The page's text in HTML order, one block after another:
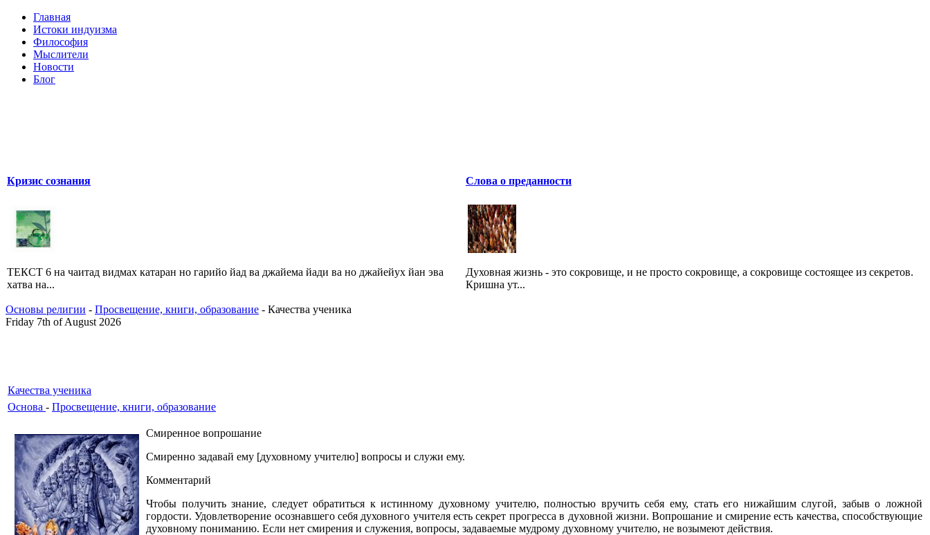
Главная
Истоки индуизма
Философия
Мыслители
Новости
Блог
Кризис сознания
ТЕКСТ 6 на чаитад видмах катаран но гарийо йад ва джайема йади ва но джайейух йан эва
хатва на...
Слова о преданности
Духовная жизнь - это сокровище, и не просто сокровище, а сокровище состоящее из секретов.
Кришна ут...
Основы религии - Просвещение, книги, образование - Качества ученика
Friday 7th of August 2026
Качества ученика
Основа - Просвещение, книги, образование
Смиренное вопрошание
Смиренно задавай ему [духовному учителю] вопросы и служи ему.
Комментарий
Чтобы получить знание, следует обратиться к истинному духовному учителю, полностью вручить себя ему, стать его нижайшим слугой, забыв о ложной
гордости. Удовлетворение осознавшего себя духовного учителя есть секрет прогресса в духовной жизни. Вопрошание и смирение есть качества, способствующие
духовному пониманию. Если нет смирения и служения, вопросы, задаваемые мудрому духовному учителю, не возымеют действия.